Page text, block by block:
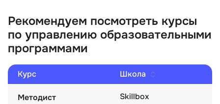
Рекомендуем посмотреть курсы
по управлению образовательными
программами
Курс Школа
Методист
Skillbox